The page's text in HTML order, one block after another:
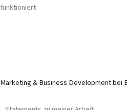
funktioniert
Marketing & Business Development bei